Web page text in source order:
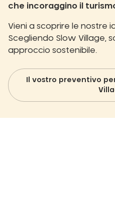
che incoraggino il
Vieni a scoprire le nostre
Scegliendo Slow Village,
approccio sostenibile.
Il vostro preventivo